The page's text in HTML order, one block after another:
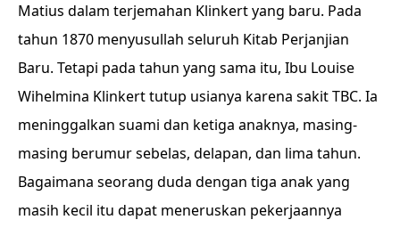
Matius dalam terjemahan Klinkert yang baru. Pada
tahun 1870 menyusullah seluruh Kitab Perjanjian
Baru. Tetapi pada tahun yang sama itu, Ibu Louise
Wihelmina Klinkert tutup usianya karena sakit TBC. Ia
meninggalkan suami dan ketiga anaknya, masing-
masing berumur sebelas, delapan, dan lima tahun.
Bagaimana seorang duda dengan tiga anak yang
masih kecil itu dapat meneruskan pekerjaannya